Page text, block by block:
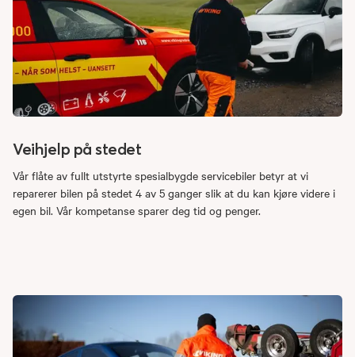
Veihjelp på stedet
Vår flåte av fullt utstyrte spesialbygde servicebiler betyr at vi
reparerer bilen på stedet 4 av 5 ganger slik at du kan kjøre videre i
egen bil. Vår kompetanse sparer deg tid og penger.